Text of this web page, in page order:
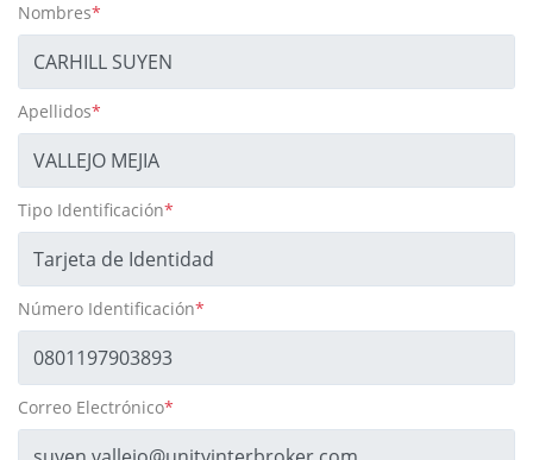
Nombres*
Apellidos*
Tipo Identificación*
Número Identificación*
Correo Electrónico*